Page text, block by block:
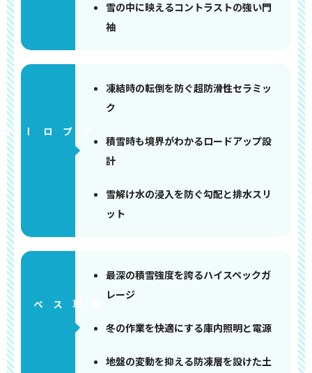
雪の中に映えるコントラストの強い門
袖
アプローチ
凍結時の転倒を防ぐ超防滑性セラミッ
ク
積雪時も境界がわかるロードアップ設
計
雪解け水の浸入を防ぐ勾配と排水スリ
ット
最深の積雪強度を誇るハイスペックガ
レージ
冬の作業を快適にする庫内照明と電源
地盤の変動を抑える防凍層を設けた土